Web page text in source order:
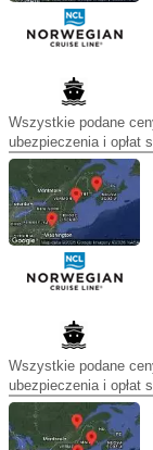
Wszystkie podane
ubezpieczenia i opłat
Wszystkie podane
ubezpieczenia i opłat